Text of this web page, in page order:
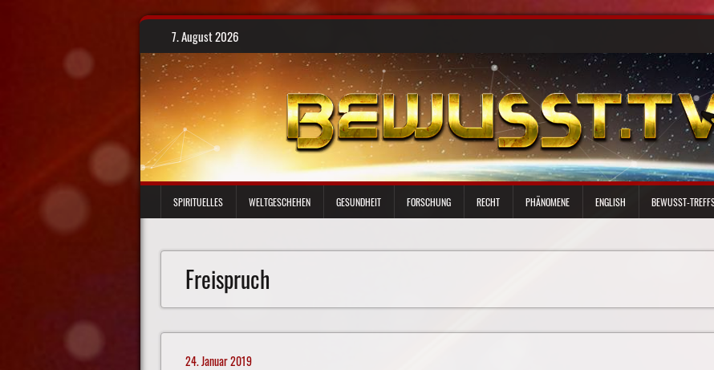
Skip
content
7. August 2026
SPIRITUELLES WELTGESCHEHEN GESUNDHEIT FORSCHUNG RECHT PHÄNOMENE ENGLISH BEWUSST-TREFFS
Freispruch
24. Januar 2019